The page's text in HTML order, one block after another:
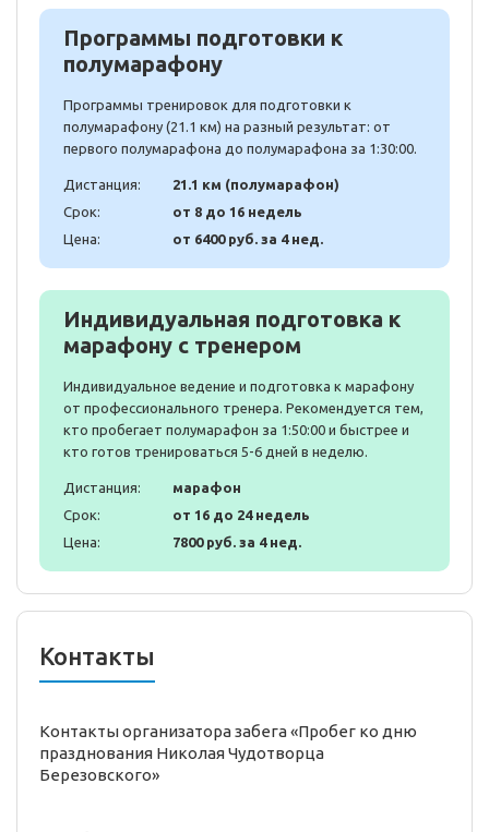
Программы подготовки к
полумарафону
Программы тренировок для подготовки к
полумарафону (21.1 км) на разный результат: от
первого полумарафона до полумарафона за 1:30:00.
Дистанция:
21.1 км (полумарафон)
Срок:
от 8 до 16 недель
Цена:
от 6400 руб. за 4 нед.
Индивидуальная подготовка к
марафону с тренером
Индивидуальное ведение и подготовка к марафону
от профессионального тренера. Рекомендуется тем,
кто пробегает полумарафон за 1:50:00 и быстрее и
кто готов тренироваться 5-6 дней в неделю.
Дистанция:
марафон
Срок:
от 16 до 24 недель
Цена:
7800 руб. за 4 нед.
Контакты
Контакты организатора забега «Пробег ко дню
празднования Николая Чудотворца
Березовского»